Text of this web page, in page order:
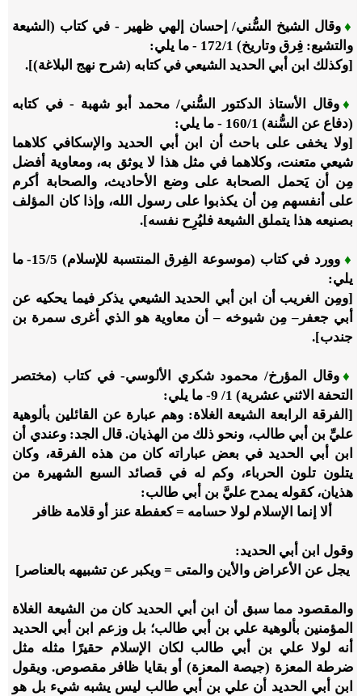
♦وقال الشيخ السُّني/ إحسان إلهي ظهير - في كتاب (الشيعة
والتشيع: فِرق وتاريخ) 1
/‏
172 - ما يلي:
[وكذلك ابن أبي الحديد الشيعي في كتابه (شرح نهج البلاغة)].
♦ وقال الأستاذ الدكتور السُّني/ محمد أبو شهبة - في كتابه
(دفاع عن السُّنة) 1
/‏
160 - ما يلي:
[ولا يخفى على باحث أن ابن أبي الحديد والإسكافي كلاهما
شيعي متعنت، وكلاهما في مثل هذا لا يوثق به، ومعاوية أفضل
مِن أن يَحمل الصحابة على وضع الأحاديث، والصحابة أكرم
على أنفسهم مِن أن يكذبوا على رسول الله، وإذا كان المؤلف
بصنيعه هذا يتملق الشيعة فليُرِح نفسه].
♦وورد في كتاب (موسوعة الفِرق المنتسبة للإسلام) 5
/‏
15- ما
يلي:
[ومِن الغريب أن ابن أبي الحديد الشيعي يذكر فيما يحكيه عن
أبي جعفر– مِن شيوخه – أن معاوية هو الذي أغرى سمرة بن
جندب].
♦وقال المؤرخ/ محمود شكري الألوسي- في كتاب (مختصر
التحفة الاثني عشرية) 1
/
9- ما يلي:
[الفرقة الرابعة الشيعة الغلاة: وهم عبارة عن القائلين بألوهية
عليِّ بن أبي طالب، ونحو ذلك من الهذيان. قال الجد: وعندي أن
ابن أبي الحديد في بعض عباراته كان من هذه الفرقة، وكان
يتلون تلون الحرباء، وكم له في قصائد السبع الشهيرة من
هذيان، كقوله يمدح عليَّ بن أبي طالب:
ألا إنما الإسلام لولا حسامه = كعفطة عنز أو قلامة ظافر
وقول ابن أبي الحديد:
يجل عن الأعراض والأين والمتى = ويكبر عن تشبيهه بالعناصر]
والمقصود مما سبق أن ابن أبي الحديد كان من الشيعة الغلاة
المؤمنين بألوهية علي بن أبي طالب؛ بل وزعم ابن أبي الحديد
أنه لولا علي بن أبي طالب لكان الإسلام حقيرًا مثله مثل
ضرطة المعزة (جيصة المعزة) أو بقايا ظافر مقصوص. ويقول
ابن أبي الحديد أن علي بن أبي طالب ليس يشبه شيء بل هو